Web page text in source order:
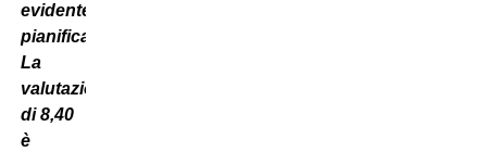
evidentemente
pianificate.
La
valutazione
di 8,40
è